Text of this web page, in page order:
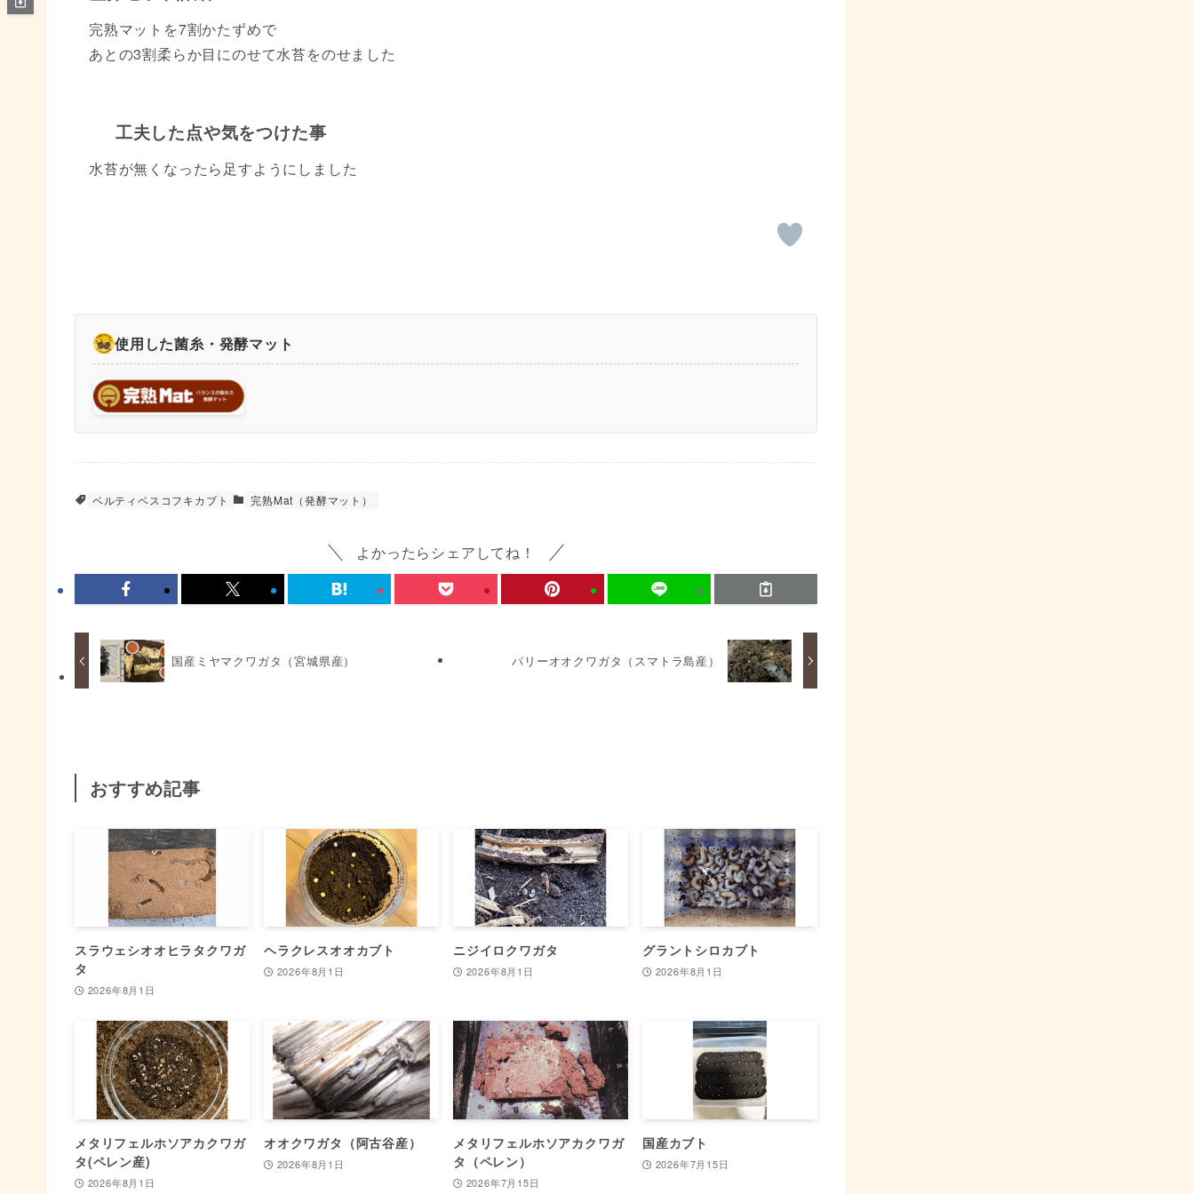
完熟マットを7割かたずめで
あとの3割柔らか目にのせて水苔をのせました
工夫した点や気をつけた事
水苔が無くなったら足すようにしました
使用した菌糸・発酵マット
ベルティペスコフキカブト 完熟Mat（発酵マット）
よかったらシェアしてね！
国産ミヤマクワガタ（宮城県産） パリーオオクワガタ（スマトラ島産）
おすすめ記事
スラウェシオオヒラタクワガ
タ
2026年8月1日
ヘラクレスオオカブト
2026年8月1日
ニジイロクワガタ
2026年8月1日
グラントシロカブト
2026年8月1日
メタリフェルホソアカクワガ
タ(ペレン産)
2026年8月1日
オオクワガタ（阿古谷産）
2026年8月1日
メタリフェルホソアカクワガ
タ（ペレン）
2026年7月15日
国産カブト
2026年7月15日